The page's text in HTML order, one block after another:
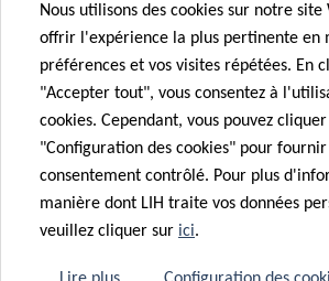
29 Mai 2020
study results
– second
testing phase
27
Nous utilisons des cookies sur notre site
offrir l'expérience la plus pertinente en
préférences et vos visites répétées. En
"Accepter tout", vous consentez à
cookies. Cependant, vous pouvez
"Configuration des cookies" pour
consentement contrôlé. Pour plus
manière dont LIH traite vos données
veuillez cliquer sur ici.